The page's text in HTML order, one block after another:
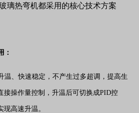
：
温、快速稳定，不产生过多超调，提高生
接操作量控制，升温后可切换成PID控
高速升温。